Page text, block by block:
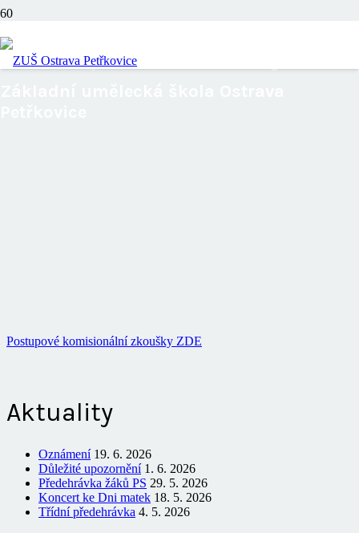
Postupové zkoušky
Postupové komisionální zkoušky ZDE
Aktuality
Oznámení 19. 6. 2026
Důležité upozornění 1. 6. 2026
Předehrávka žáků PS 29. 5. 2026
Koncert ke Dni matek 18. 5. 2026
Třídní předehrávka 4. 5. 2026